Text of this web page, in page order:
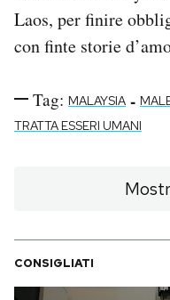
Laos, per finire
con finte storie
Tag: MALAYSIA -
TRATTA ESSERI UMANI
CONSIGLIATI